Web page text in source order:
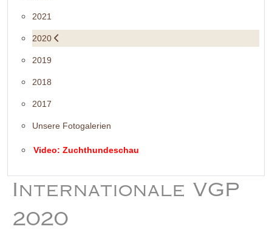
2021
2020
2019
2018
2017
Unsere Fotogalerien
Video: Zuchthundeschau
Internationale VGP
2020